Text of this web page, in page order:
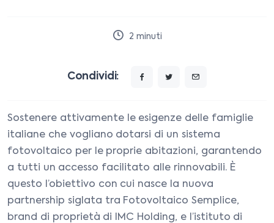
2 minuti
Condividi:
Sostenere attivamente le esigenze delle famiglie
italiane che vogliano dotarsi di un sistema
fotovoltaico per le proprie abitazioni, garantendo
a tutti un accesso facilitato alle rinnovabili. È
questo l’obiettivo con cui nasce la nuova
partnership siglata tra Fotovoltaico Semplice,
brand di proprietà di IMC Holding, e l’istituto di